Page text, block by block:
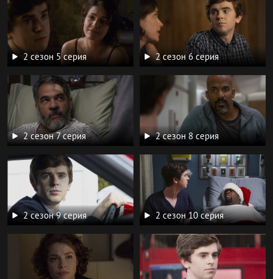
2 сезон 5 серия 2 сезон 6 серия
2 сезон 7 серия 2 сезон 8 серия
2 сезон 9 серия 2 сезон 10 серия